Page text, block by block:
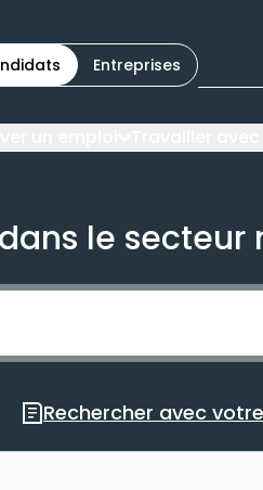
Entreprises
le
Vous
Rechercher avec